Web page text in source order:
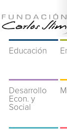
Educación
Desarrollo
Econ. y
Social